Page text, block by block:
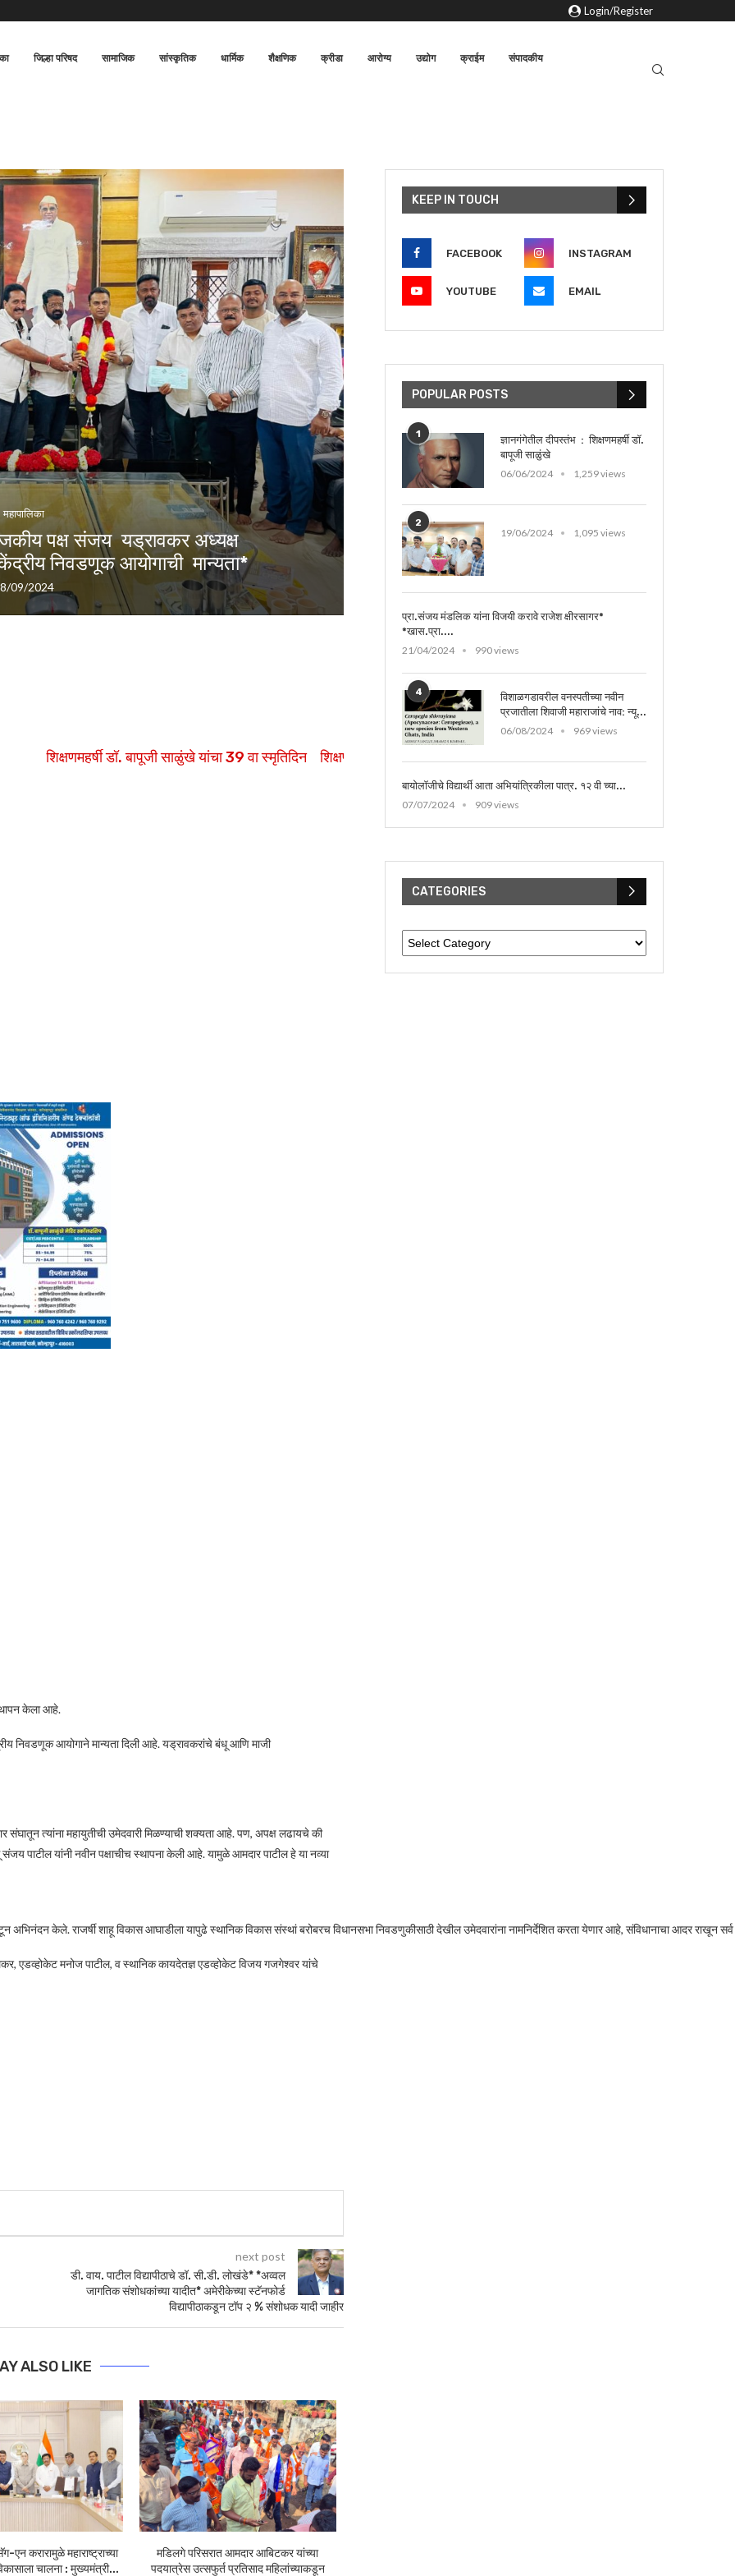
Login/Register
जिल्हा परिषद सामाजिक सांस्कृतिक धार्मिक शैक्षणिक क्रीडा आरोग्य उद्योग क्राईम संपादकीय
महापालिका
पक्ष संजय यड्रावकर अध्यक्ष
केंद्रीय निवडणूक आयोगाची मान्यता*
09/2024
डॉ. बापूजी साळुंखे यांचा 39 वा स्मृतिदिन शिक्षण महर्षी डॉ. बापूजी साळुंखे यांचा 8 ऑगस्ट् 2026 रोजी स्मृतिदिन निमित्त त्यांच्या
केला आहे.
निवडणूक आयोगाने मान्यता दिली आहे. यड्रावकरांचे बंधू आणि माजी
त्यांना महायुतीची उमेदवारी मिळण्याची शक्यता आहे. पण, अपक्ष लढायचे की
संजय पाटील यांनी नवीन पक्षाचीच स्थापना केली आहे. यामुळे आमदार पाटील हे या नव्या
अभिनंदन केले. राजर्षी शाहू विकास आघाडीला यापुढे स्थानिक विकास संस्थां बरोबरच विधानसभा निवडणुकीसाठी देखील उमेदवारांना नामनिर्देशित करता येणार आहे, संविधानाचा आदर
एडव्होकेट मनोज पाटील, व स्थानिक कायदेतज्ञ एडव्होकेट विजय गजगेश्वर यांचे
next post
डी. वाय. पाटील विद्यापीठाचे डॉ. सी.डी. लोखंडे* *अव्वल
जागतिक संशोधकांच्या यादीत* अमेरीकेच्या स्टॅनफोर्ड
विद्यापीठाकडून टॉप २ % संशोधक यादी जाहीर
ALSO LIKE
एन करारामुळे महाराष्ट्राच्या
चालना : मुख्यमंत्री...
मडिलगे परिसरात आमदार आबिटकर यांच्या
पदयात्रेस उत्सफुर्त प्रतिसाद महिलांच्याकडून
KEEP IN TOUCH
FACEBOOK INSTAGRAM
YOUTUBE EMAIL
POPULAR POSTS
1
ज्ञानगंगेतील दीपस्तंभ : शिक्षणमहर्षी डॉ.
बापूजी साळुंखे
06/06/2024
1,259 views
2
19/06/2024 1,095 views
प्रा.संजय मंडलिक यांना विजयी करावे राजेश क्षीरसागर*
*खास.प्रा....
21/04/2024
990 views
4
विशाळगडावरील वनस्पतीच्या नवीन
प्रजातीला शिवाजी महाराजांचे नाव: न्यू...
06/08/2024
969 views
बायोलॉजीचे विद्यार्थी आता अभियांत्रिकीला पात्र. १२ वी च्या...
07/07/2024
909 views
CATEGORIES